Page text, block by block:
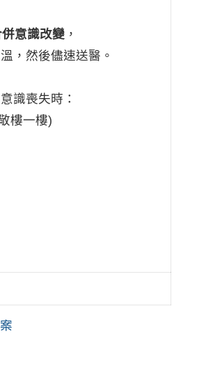
意識改變，
，然後儘速送醫。
識喪失時：
樓一樓)